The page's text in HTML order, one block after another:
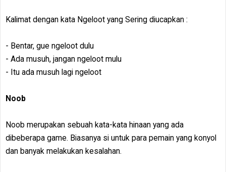
Kalimat dengan kata Ngeloot yang Sering diucapkan :
- Bentar, gue ngeloot dulu
- Ada musuh, jangan ngeloot mulu
- Itu ada musuh lagi ngeloot
Noob
Noob merupakan sebuah kata-kata hinaan yang ada
dibeberapa game. Biasanya si untuk para pemain yang konyol
dan banyak melakukan kesalahan.